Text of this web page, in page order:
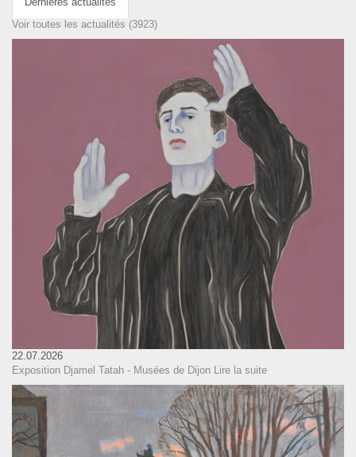
Voir toutes les actualités (3923)
22.07.2026
Exposition Djamel Tatah - Musées de Dijon Lire la suite